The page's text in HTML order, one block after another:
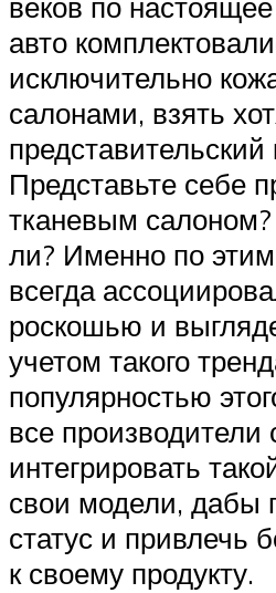
авто
исключительно
салонами, взять
представительский
Представьте себе
тканевым
ли? Именно по
всегда
роскошью и
учетом такого
популярностью
все производители
интегрировать
свои модели, дабы
статус и привлечь
к своему продукту.